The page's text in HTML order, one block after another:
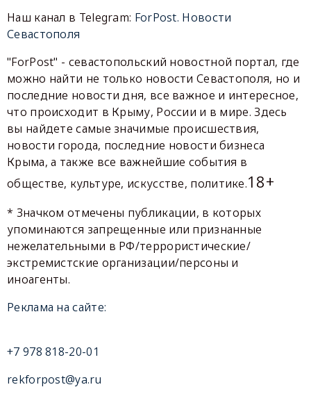
Наш канал в Telegram: ForPost. Новости
Севастополя
"ForPost" - севастопольский новостной портал, где
можно найти не только новости Севастополя, но и
последние новости дня, все важное и интересное,
что происходит в Крыму, России и в мире. Здесь
вы найдете самые значимые происшествия,
новости города, последние новости бизнеса
Крыма, а также все важнейшие события в
обществе, культуре, искусстве, политике.18+
* Значком отмечены публикации, в которых
упоминаются запрещенные или признанные
нежелательными в РФ/террористические/
экстремистские организации/персоны и
иноагенты.
Реклама на сайте:
+7 978 818-20-01
rekforpost@ya.ru